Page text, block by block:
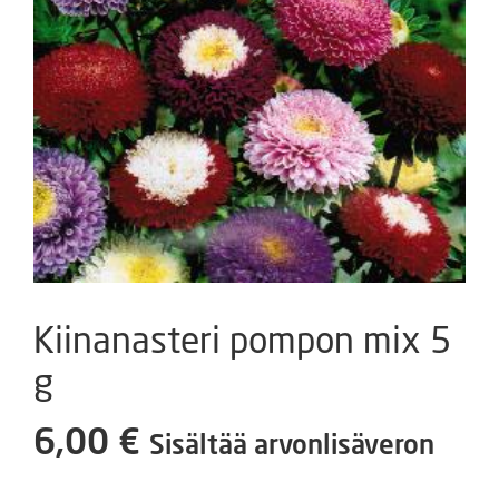
Kiinanasteri pompon mix 5
g
6,00 € Sisältää arvonlisäveron